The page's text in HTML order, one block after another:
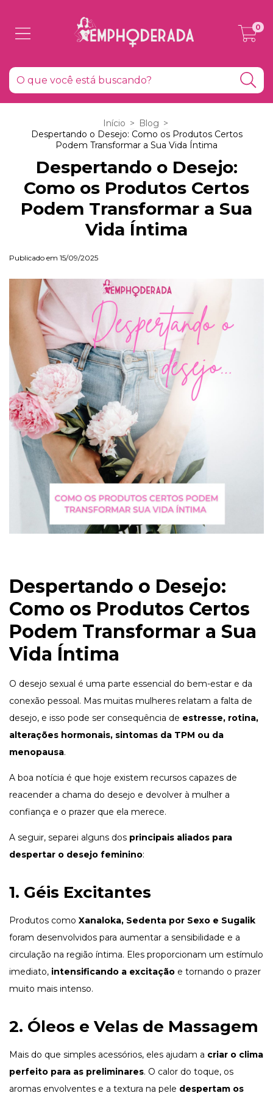
0
Início > Blog >
Despertando o Desejo: Como os Produtos Certos
Podem Transformar a Sua Vida Íntima
Despertando o Desejo:
Como os Produtos Certos
Podem Transformar a Sua
Vida Íntima
Publicado em 15/09/2025
Despertando o Desejo:
Como os Produtos Certos
Podem Transformar a Sua
Vida Íntima
O desejo sexual é uma parte essencial do bem-estar e da
conexão pessoal. Mas muitas mulheres relatam a falta de
desejo, e isso pode ser consequência de estresse, rotina,
alterações hormonais, sintomas da TPM ou da
menopausa.
A boa notícia é que hoje existem recursos capazes de
reacender a chama do desejo e devolver à mulher a
confiança e o prazer que ela merece.
A seguir, separei alguns dos principais aliados para
despertar o desejo feminino:
1. Géis Excitantes
Produtos como Xanaloka, Sedenta por Sexo e Sugalik
foram desenvolvidos para aumentar a sensibilidade e a
circulação na região íntima. Eles proporcionam um estímulo
imediato, intensificando a excitação e tornando o prazer
muito mais intenso.
2. Óleos e Velas de Massagem
Mais do que simples acessórios, eles ajudam a criar o clima
perfeito para as preliminares. O calor do toque, os
aromas envolventes e a textura na pele despertam os